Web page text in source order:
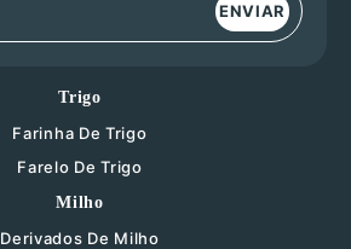
ENVIAR
Trigo
Farinha De Trigo
Farelo De Trigo
Milho
Derivados De Milho